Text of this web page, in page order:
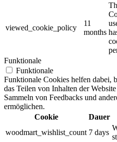
viewed_cookie_policy
11
months
Funktionale
Funktionale
Funktionale Cookies helfen dabei,
das Teilen von Inhalten der
Sammeln von Feedbacks und
ermöglichen.
Cookie
Dauer
woodmart_wishlist_count 7 days